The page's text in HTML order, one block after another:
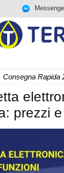
Consegna Rapida
prezzi